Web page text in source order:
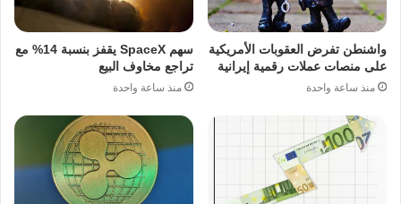
واشنطن تفرض العقوبات الأمريكية
على منصات عملات رقمية إيرانية
منذ ساعة واحدة
سهم SpaceX يقفز بنسبة 14% مع
تراجع مخاوف البيع
منذ ساعة واحدة